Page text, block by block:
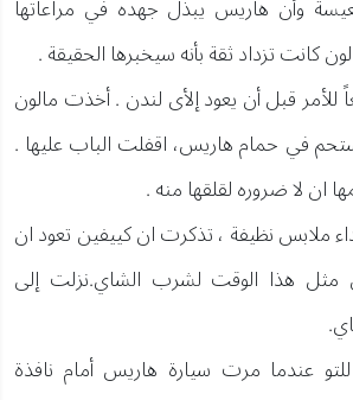
وأن هاريس يبذل جهده في مراعاتها
كانت تزداد ثقة بأنه سيخبرها الحقيقة .
قبل أن يعود إلأى لندن . أخذت مالون
في حمام هاريس، اقفلت الباب عليها .
ان لا ضروره لقلقها منه .
ملابس نظيفة ، تذكرت ان كييفين تعود ان
مثل هذا الوقت لشرب الشاي.نزلت إلى
عندما مرت سيارة هاريس أمام نافذة